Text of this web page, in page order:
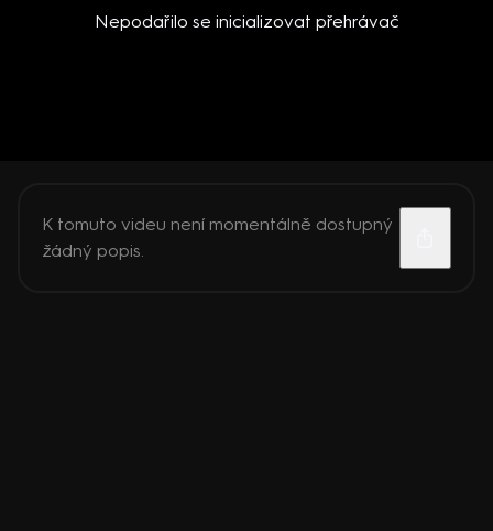
Nepodařilo se inicializovat přehrávač
K tomuto videu není momentálně dostupný
žádný popis.